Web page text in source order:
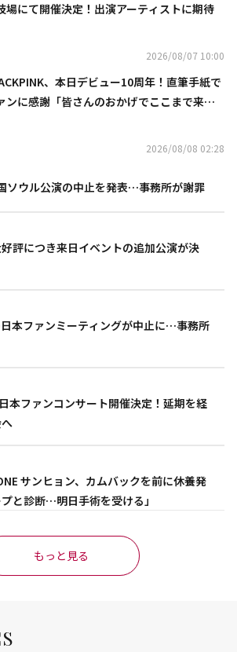
場にて開催決定！出演アーティストに期待
2026/08/07 10:00
、本日デビュー10周年！直筆手紙で
ンに感謝「皆さんのおかげでここまで来ら
2026/08/08 02:28
ソウル公演の中止を発表…事務所が謝罪
評につき来日イベントの追加公演が決
日本ファンミーティングが中止に…事務所
本ファンコンサート開催決定！延期を経
サンヒョン、カムバックを前に休養発
と診断…明日手術を受ける」
もっと見る